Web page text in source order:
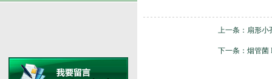
上一条： 扇形小
下一条： 烟管菌